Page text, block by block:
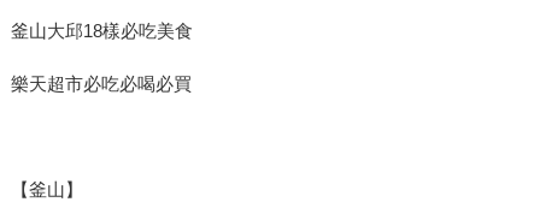
釜山大邱18樣必吃美食
樂天超市必吃必喝必買
【釜山】